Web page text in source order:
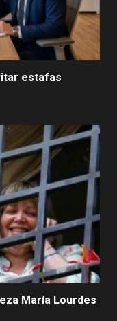
estafas
María Lourdes